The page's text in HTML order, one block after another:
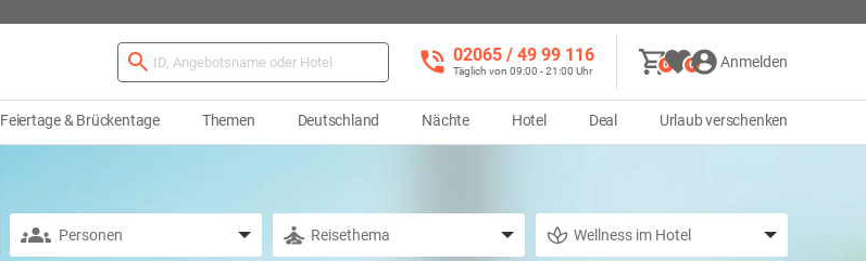
02065 / 49 ‌99 116
Täglich von 09:00 - 21:00 Uhr
0 0 Anmelden
Feiertage & Brückentage Themen Deutschland Nächte Hotel Deal Urlaub verschenken